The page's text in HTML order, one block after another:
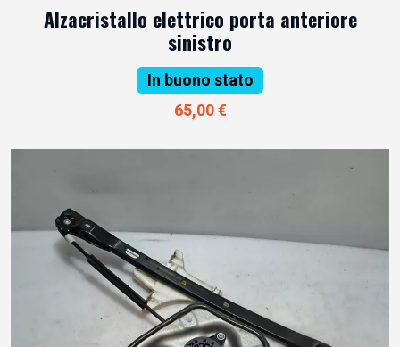
Alzacristallo elettrico porta anteriore
sinistro
In buono stato
65,00 €